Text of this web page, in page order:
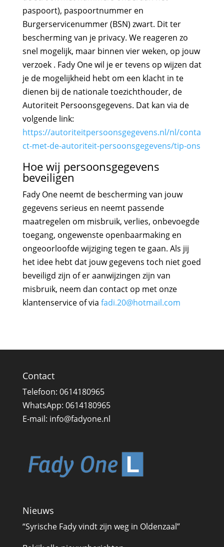
paspoort), paspoortnummer en
Burgerservicenummer (BSN) zwart. Dit ter
bescherming van je privacy. We reageren zo
snel mogelijk, maar binnen vier weken, op jouw
verzoek . Fady One wil je er tevens op wijzen dat
je de mogelijkheid hebt om een klacht in te
dienen bij de nationale toezichthouder, de
Autoriteit Persoonsgegevens. Dat kan via de
volgende link:
https://autoriteitpersoonsgegevens.nl/nl/conta
ct-met-de-autoriteit-persoonsgegevens/tip-ons
Hoe wij persoonsgegevens
beveiligen
Fady One neemt de bescherming van jouw
gegevens serieus en neemt passende
maatregelen om misbruik, verlies, onbevoegde
toegang, ongewenste openbaarmaking en
ongeoorloofde wijziging tegen te gaan. Als jij
het idee hebt dat jouw gegevens toch niet goed
beveiligd zijn of er aanwijzingen zijn van
misbruik, neem dan contact op met onze
klantenservice of via fadi.20@hotmail.com
Contact
Telefoon: 0614180965
WhatsApp: 0614180965
E-mail: info@fadyone.nl
Nieuws
“Syrische Fady vindt zijn weg in Oldenzaal”